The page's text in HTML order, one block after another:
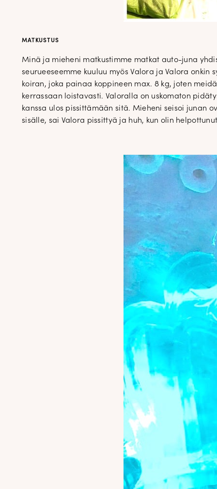
MATKUSTUS
Minä ja mieheni matkustimme matkat auto-juna
seurueeseemme kuuluu myös Valora ja Valora
koiran, joka painaa koppineen max. 8 kg, joten
kerrassaan loistavasti. Valoralla on uskomaton
kanssa ulos pissittämään sitä. Mieheni seisoi junan
sisälle, sai Valora pissittyä ja huh, kun olin